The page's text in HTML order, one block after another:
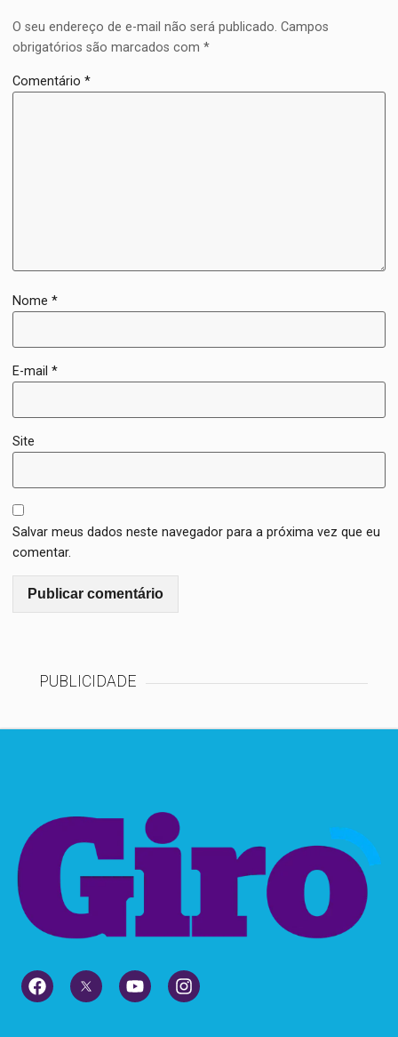
O seu endereço de e-mail não será publicado. Campos
obrigatórios são marcados com*
Comentário*
Nome*
E-mail*
Site
Salvar meus dados neste navegador para a próxima vez que eu
comentar.
PUBLICIDADE